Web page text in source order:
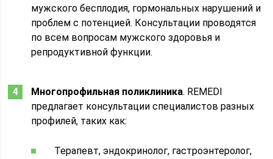
мужского бесплодия, гормональных нарушений и
проблем с потенцией. Консультации проводятся
по всем вопросам мужского здоровья и
репродуктивной функции.
Многопрофильная поликлиника. REMEDI
предлагает консультации специалистов разных
профилей, таких как:
Терапевт, эндокринолог, гастроэнтеролог,